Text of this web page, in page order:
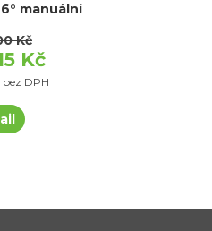
manuální
Kč
Kč
DPH